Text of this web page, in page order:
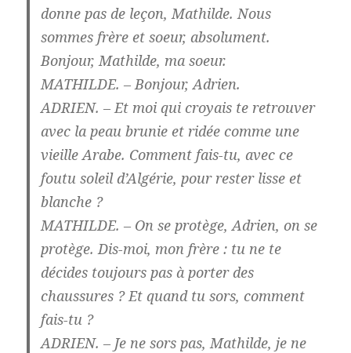
donne pas de leçon, Mathilde. Nous
sommes frère et soeur, absolument.
Bonjour, Mathilde, ma soeur.
MATHILDE. – Bonjour, Adrien.
ADRIEN. – Et moi qui croyais te retrouver
avec la peau brunie et ridée comme une
vieille Arabe. Comment fais-tu, avec ce
foutu soleil d’Algérie, pour rester lisse et
blanche ?
MATHILDE. – On se protège, Adrien, on se
protège. Dis-moi, mon frère : tu ne te
décides toujours pas à porter des
chaussures ? Et quand tu sors, comment
fais-tu ?
ADRIEN. – Je ne sors pas, Mathilde, je ne